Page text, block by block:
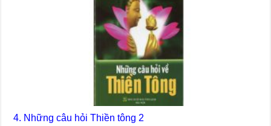
4. Những câu hỏi Thiền tông 2